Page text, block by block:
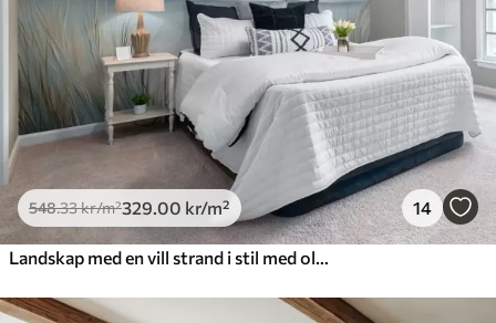
548.33kr/m²329 .00 kr/m² 14